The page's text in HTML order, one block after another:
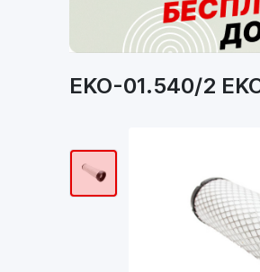
EKO-01.540/2